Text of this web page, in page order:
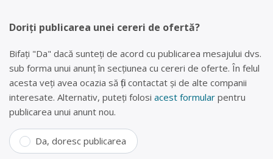
Doriți publicarea unei cereri de ofertă?
Bifați "Da" dacă sunteți de acord cu publicarea mesajului dvs.
sub forma unui anunț în secțiunea cu cereri de oferte. În felul
acesta veți avea ocazia să fiți contactat și de alte companii
interesate. Alternativ, puteți folosi acest formular pentru
publicarea unui anunt nou.
Da, doresc publicarea